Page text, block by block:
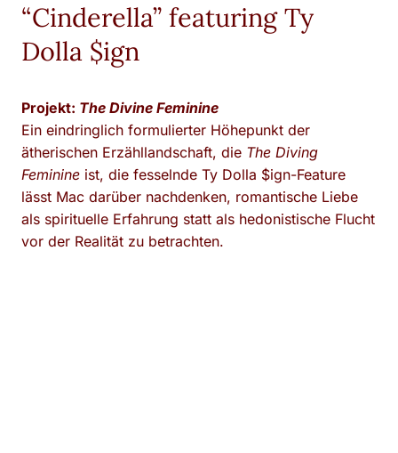
“Cinderella” featuring Ty
Dolla $ign
Projekt: The Divine Feminine
Ein eindringlich formulierter Höhepunkt der
ätherischen Erzähllandschaft, die The Diving
Feminine ist, die fesselnde Ty Dolla $ign-Feature
lässt Mac darüber nachdenken, romantische Liebe
als spirituelle Erfahrung statt als hedonistische Flucht
vor der Realität zu betrachten.